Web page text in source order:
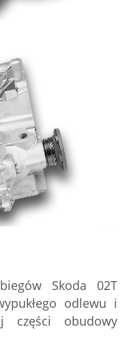
Skoda 02T
odlewu i
części obudowy